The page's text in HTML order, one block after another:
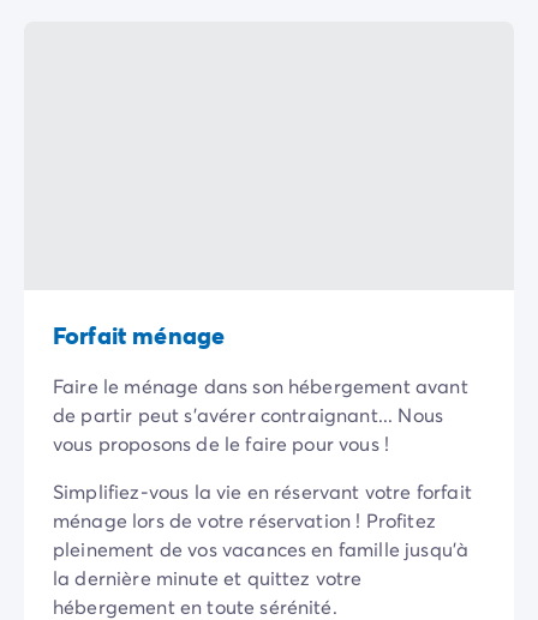
Camping Cassis
Camping Marseille
Camping Var
Camping Fréjus
Camping Hyères les Palmiers
Camping Port Grimaud
Camping Saint-Raphaël
Camping Saint-Tropez
Camping Vaucluse
Camping Avignon
Forfait ménage
Faire le ménage dans son hébergement avant
de partir peut s'avérer contraignant... Nous
vous proposons de le faire pour vous !
Simplifiez-vous la vie en réservant votre forfait
ménage lors de votre réservation ! Profitez
pleinement de vos vacances en famille jusqu'à
la dernière minute et quittez votre
hébergement en toute sérénité.